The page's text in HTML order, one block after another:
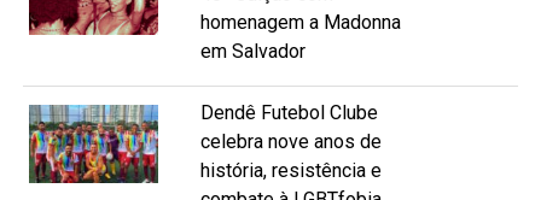
homenagem a Madonna
em Salvador
Dendê Futebol Clube
celebra nove anos de
história, resistência e